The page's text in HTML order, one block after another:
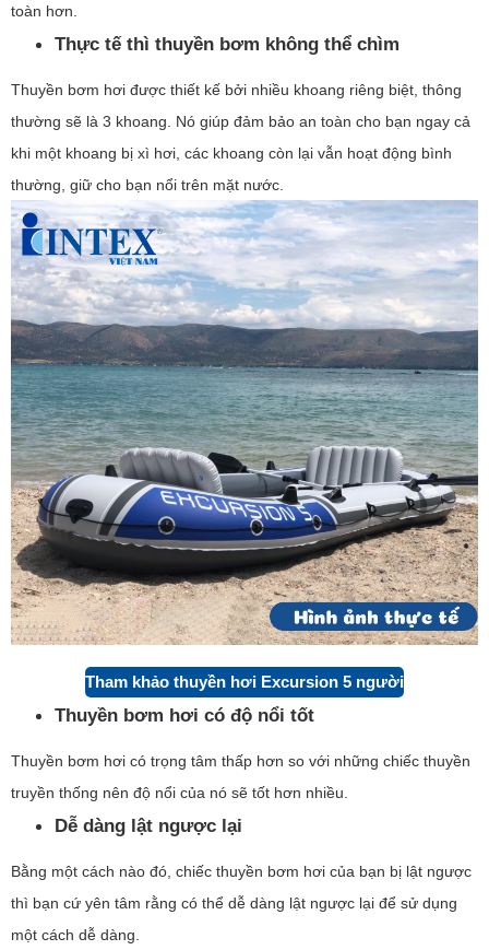
toàn hơn.
Thực tế thì thuyền bơm không thể chìm
Thuyền bơm hơi được thiết kế bởi nhiều khoang riêng biệt, thông
thường sẽ là 3 khoang. Nó giúp đảm bảo an toàn cho bạn ngay cả
khi một khoang bị xì hơi, các khoang còn lại vẫn hoạt động bình
thường, giữ cho bạn nổi trên mặt nước.
Tham khảo thuyền hơi Excursion 5 người
Thuyền bơm hơi có độ nổi tốt
Thuyền bơm hơi có trọng tâm thấp hơn so với những chiếc thuyền
truyền thống nên độ nổi của nó sẽ tốt hơn nhiều.
Dễ dàng lật ngược lại
Bằng một cách nào đó, chiếc thuyền bơm hơi của bạn bị lật ngược
thì bạn cứ yên tâm rằng có thể dễ dàng lật ngược lại để sử dụng
một cách dễ dàng.